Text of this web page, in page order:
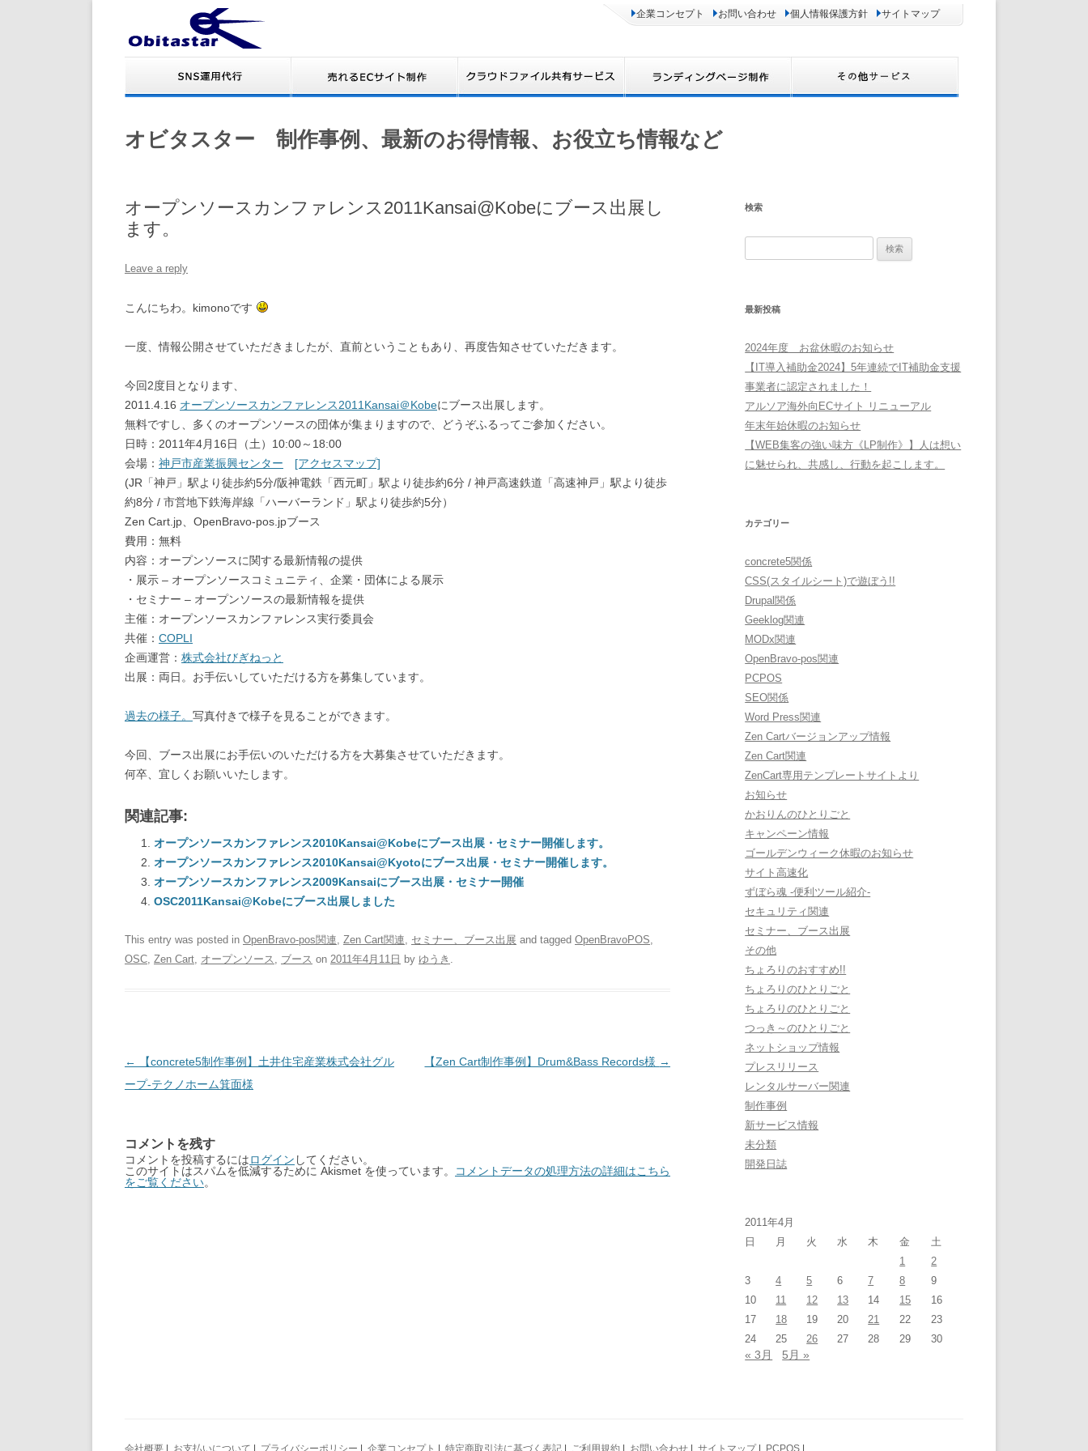
企業コンセプト お問い合わせ 個人情報保護方針 サイトマップ
オビタスター 制作事例、最新のお得情報、お役立ち情報など
オープンソースカンファレンス2011Kansai@Kobeにブース出展し
ます。
Leave a reply
こんにちわ。kimonoです
一度、情報公開させていただきましたが、直前ということもあり、再度告知させていただきます。
今回2度目となります、
2011.4.16 オープンソースカンファレンス2011Kansai＠Kobeにブース出展します。
無料ですし、多くのオープンソースの団体が集まりますので、どうぞふるってご参加ください。
日時：2011年4月16日（土）10:00～18:00
会場： 神戸市産業振興センター
[アクセスマップ]
(JR「神戸」駅より徒歩約5分/阪神電鉄「西元町」駅より徒歩約6分 / 神戸高速鉄道「高速神戸」駅より徒歩
約8分 / 市営地下鉄海岸線「ハーバーランド」駅より徒歩約5分）
Zen Cart.jp、OpenBravo-pos.jpブース
費用：無料
内容：オープンソースに関する最新情報の提供
・展示 – オープンソースコミュニティ、企業・団体による展示
・セミナー – オープンソースの最新情報を提供
主催：オープンソースカンファレンス実行委員会
共催： COPLI
企画運営： 株式会社びぎねっと
出展：両日。お手伝いしていただける方を募集しています。
過去の様子。 写真付きで様子を見ることができます。
今回、ブース出展にお手伝いのいただける方を大募集させていただきます。
何卒、宜しくお願いいたします。
関連記事:
オープンソースカンファレンス2010Kansai@Kobeにブース出展・セミナー開催します。
オープンソースカンファレンス2010Kansai@Kyotoにブース出展・セミナー開催します。
オープンソースカンファレンス2009Kansaiにブース出展・セミナー開催
OSC2011Kansai@Kobeにブース出展しました
This entry was posted in OpenBravo-pos関連, Zen Cart関連, セミナー、ブース出展 and tagged OpenBravoPOS,
OSC, Zen Cart, オープンソース , ブース on 2011年4月11日 by ゆうき .
Post
navigation
←
【concrete5制作事例】土井住宅産業株式会社グル
ープ-テクノホーム箕面様
【Zen Cart制作事例】Drum&Bass Records様 →
コメントを残す
コメントを投稿するにはログイン してください。
このサイトはスパムを低減するために Akismet を使っています。
コメントデータの処理方法の詳細はこちら
をご覧ください。
検索
最新投稿
2024年度 お盆休暇のお知らせ
【IT導入補助金2024】5年連続でIT補助金支援
事業者に認定されました！
アルソア海外向ECサイト リニューアル
年末年始休暇のお知らせ
【WEB集客の強い味方《LP制作》】人は想い
に魅せられ、共感し、行動を起こします。
カテゴリー
concrete5関係
CSS(スタイルシート)で遊ぼう!!
Drupal関係
Geeklog関連
MODx関連
OpenBravo-pos関連
PCPOS
SEO関係
Word Press関連
Zen Cartバージョンアップ情報
Zen Cart関連
ZenCart専用テンプレートサイトより
お知らせ
かおりんのひとりごと
キャンペーン情報
ゴールデンウィーク休暇のお知らせ
サイト高速化
ずぼら魂 -便利ツール紹介-
セキュリティ関連
セミナー、ブース出展
その他
ちょろりのおすすめ!!
ちょろりのひとりごと
ちょろりのひとりごと
つっき～のひとりごと
ネットショップ情報
プレスリリース
レンタルサーバー関連
制作事例
新サービス情報
未分類
開発日誌
2011年4月
日
月 火 水 木 金
土
1
2
3
4 5 6 7 8
9
10
11 12 13 14 15
16
17
18 19 20 21 22
23
24
25 26 27 28 29 30
« 3月 5月 »
会社概要 お支払いについて プライバシーポリシー 企業コンセプト 特定商取引法に基づく表記 ご利用規約 お問い合わせ サイトマップ| PCPOS